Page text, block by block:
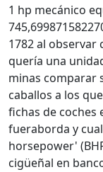
1 hp mecánico
1782 al observar
quería una
minas comparar
caballos a los
fichas de coches
fueraborda y
horsepower'
cigüeñal en